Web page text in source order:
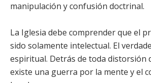
manipulación y confusión doctrinal.
La Iglesia debe comprender que el
sido solamente intelectual. El
espiritual. Detrás de toda distorsión
existe una guerra por la mente y el